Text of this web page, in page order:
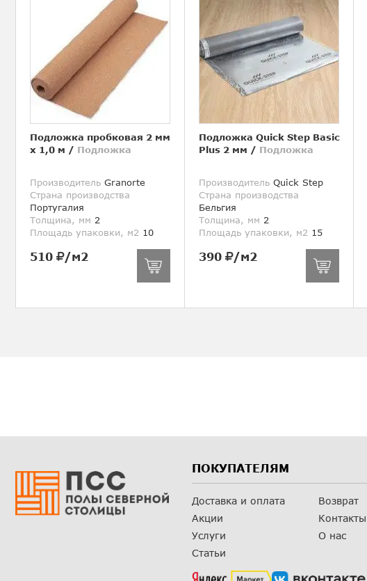
Подложка пробковая 2 мм
х 1,0 м / Подложка
Производитель Granorte
Страна производства
Португалия
Толщина, мм 2
Площадь упаковки, м2 10
510 /м2
Подложка Quick Step Basic
Plus 2 мм / Подложка
Производитель Quick Step
Страна производства
Бельгия
Толщина, мм 2
Площадь упаковки, м2 15
390 /м2
ПОКУПАТЕЛЯМ
Доставка и оплата
Акции
Услуги
Статьи
Возврат
Контакты
О нас